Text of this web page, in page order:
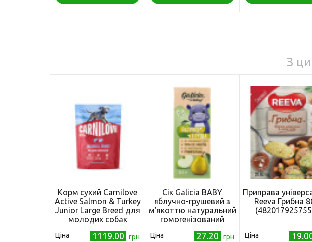
З
Корм сухий Carnilove
Active Salmon & Turkey
Junior Large Breed для
молодих собак
та індичка 1,5 кг
Ціна 1119.00 грн
Сік Galicia BABY
яблучно-грушевий з
м’якоттю натуральний
гомогенізований
Ціна 27.20
грн
Приправа
Reeva Грибна
Ціна